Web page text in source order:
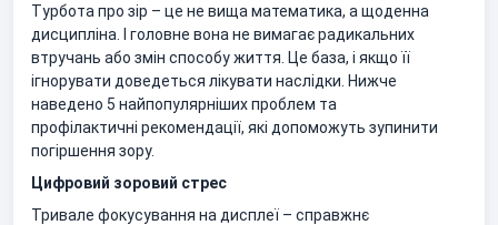
Турбота про зір – це не вища математика, а щоденна
дисципліна. І головне вона не вимагає радикальних
втручань або змін способу життя. Це база, і якщо її
ігнорувати доведеться лікувати наслідки. Нижче
наведено 5 найпопулярніших проблем та
профілактичні рекомендації, які допоможуть зупинити
погіршення зору.
Цифровий зоровий стрес
Тривале фокусування на дисплеї – справжнє